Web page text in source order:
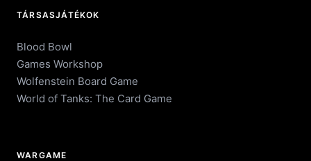
TÁRSASJÁTÉKOK
Blood Bowl
Games Workshop
Wolfenstein Board Game
World of Tanks: The Card Game
WARGAME